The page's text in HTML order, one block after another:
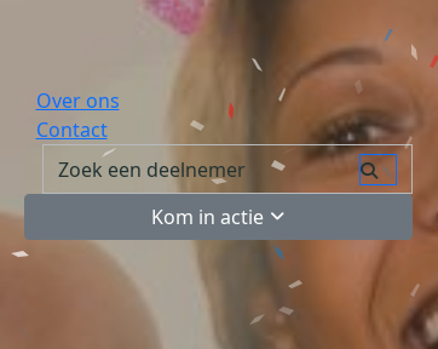
Over ons
Contact
Kom in actie